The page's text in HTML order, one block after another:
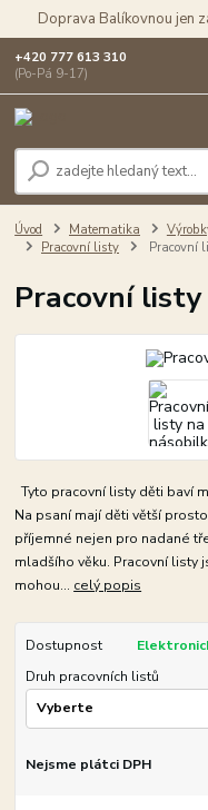
Doprava Balíkovnou jen
+420 777 613 310
(Po-Pá 9-17)
Úvod Matematika
Pracovní listy
Pracovní
Pracovní
Tyto pracovní listy děti baví
Na psaní mají děti větší
příjemné nejen pro nadané
mladšího věku. Pracovní listy
mohou... celý popis
Dostupnost
Druh pracovních listů
Nejsme plátci DPH